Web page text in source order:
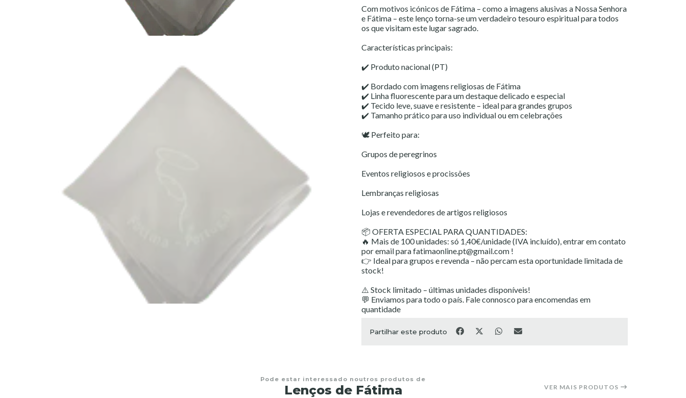
Com motivos icónicos de Fátima – como a imagens alusivas a Nossa Senhora
e Fátima – este lenço torna-se um verdadeiro tesouro espiritual para todos
os que visitam este lugar sagrado.
Características principais:
✔️ Produto nacional (PT)
✔️ Bordado com imagens religiosas de Fátima
✔️ Linha fluorescente para um destaque delicado e especial
✔️ Tecido leve, suave e resistente – ideal para grandes grupos
✔️ Tamanho prático para uso individual ou em celebrações
🕊️ Perfeito para:
Grupos de peregrinos
Eventos religiosos e procissões
Lembranças religiosas
Lojas e revendedores de artigos religiosos
📦 OFERTA ESPECIAL PARA QUANTIDADES:
🔥 Mais de 100 unidades: só 1,40€/unidade (IVA incluído), entrar em contato
por email para fatimaonline.pt@gmail.com !
👉 Ideal para grupos e revenda – não percam esta oportunidade limitada de
stock!
⚠️ Stock limitado – últimas unidades disponíveis!
💬 Enviamos para todo o país. Fale connosco para encomendas em
quantidade
Partilhar este produto
Pode estar interessado noutros produtos de
Lenços de Fátima VER MAIS PRODUTOS